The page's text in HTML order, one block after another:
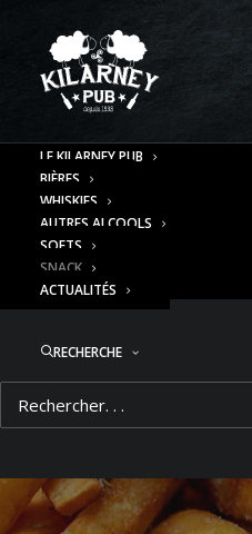
LE KILARNEY PUB
BIÈRES
WHISKIES
AUTRES ALCOOLS
SOFTS
SNACK
ACTUALITÉS
RECHERCHE